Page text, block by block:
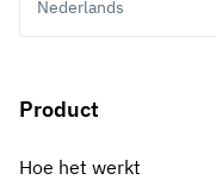
Nederlands
Product
Hoe het werkt